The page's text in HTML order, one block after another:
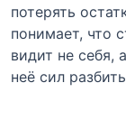
потерять
понимает, что
видит не себя,
неё сил